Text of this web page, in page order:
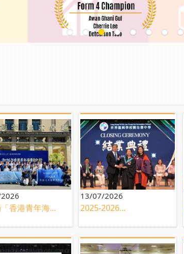
香港青年海...
13/07/2026
2025-2026...